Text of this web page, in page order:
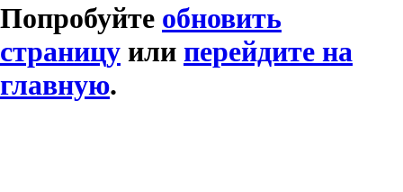
Попробуйте обновить
страницу или перейдите на
главную.